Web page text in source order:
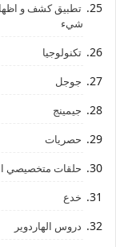
تطبيق كشف و
شيء
تكنولوجيا
جوجل
جيمينج
حصريات
حلقات متخصيصي
خدع
دروس الهاردوير